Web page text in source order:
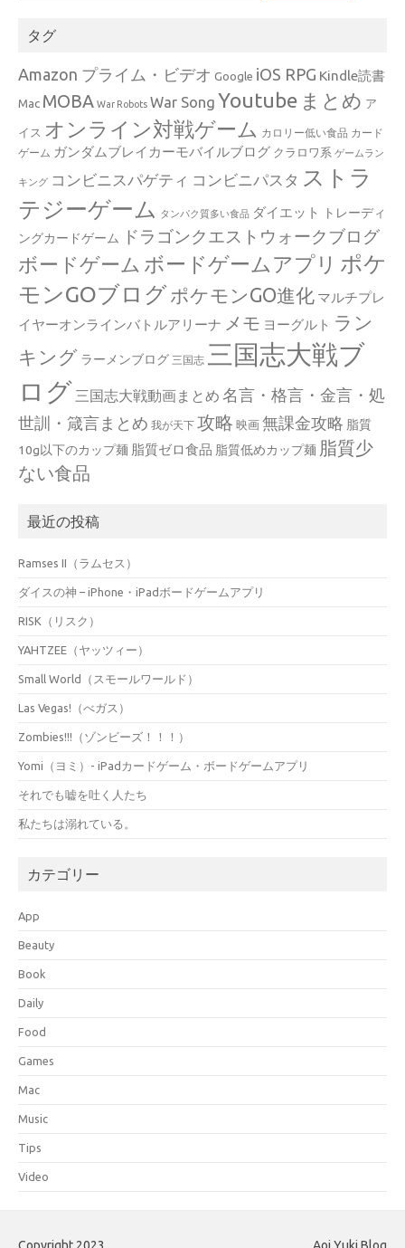
タグ
Amazon プライム・ビデオ Google iOS RPG Kindle読書
Mac MOBA War Robots War Song Youtube まとめ ア
イス オンライン対戦ゲーム カロリー低い食品 カード
ゲーム ガンダムブレイカーモバイルブログ クラロワ系 ゲームラン
キング コンビニスパゲティ コンビニパスタ ストラ
テジーゲーム
タンパク質多い食品 ダイエット
トレーディ
ングカードゲーム
ドラゴンクエストウォークブログ
ボードゲーム ボードゲームアプリ ポケ
モンGOブログ ポケモンGO進化 マルチプレ
イヤーオンラインバトルアリーナ メモ ヨーグルト ラン
キング ラーメンブログ 三国志 三国志大戦ブ
ログ 三国志大戦動画まとめ 名言・格言・金言・処
世訓・箴言まとめ 我が天下 攻略 映画 無課金攻略 脂質
10g以下のカップ麺 脂質ゼロ食品 脂質低めカップ麺 脂質少
ない食品
最近の投稿
Ramses II（ラムセス）
ダイスの神 – iPhone・iPadボードゲームアプリ
RISK（リスク）
YAHTZEE（ヤッツィー）
Small World（スモールワールド）
Las Vegas!（べガス）
Zombies!!!（ゾンビーズ！！！）
Yomi（ヨミ）- iPadカードゲーム・ボードゲームアプリ
それでも嘘を吐く人たち
私たちは溺れている。
カテゴリー
App
Beauty
Book
Daily
Food
Games
Mac
Music
Tips
Video
Copyright 2023 Aoi Yuki Blog